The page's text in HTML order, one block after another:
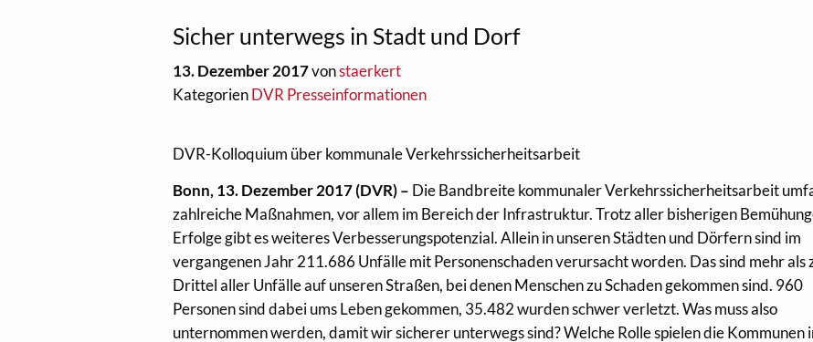
Sicher unterwegs in Stadt und Dorf
13. Dezember 2017vonstaerkert
KategorienDVR Presseinformationen
DVR-Kolloquium über kommunale Verkehrssicherheitsarbeit
Bonn, 13. Dezember 2017 (DVR) – Die Bandbreite kommunaler Verkehrssicherheitsarbeit
zahlreiche Maßnahmen, vor allem im Bereich der Infrastruktur. Trotz aller bisherigen
Erfolge gibt es weiteres Verbesserungspotenzial. Allein in unseren Städten und Dörfern sind im
vergangenen Jahr 211.686 Unfälle mit Personenschaden verursacht worden. Das sind mehr als
Drittel aller Unfälle auf unseren Straßen, bei denen Menschen zu Schaden gekommen sind. 960
Personen sind dabei ums Leben gekommen, 35.482 wurden schwer verletzt. Was muss also
unternommen werden, damit wir sicherer unterwegs sind? Welche Rolle spielen die Kommunen